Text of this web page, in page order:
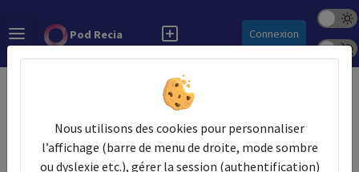
Pod Recia Rechercher Connexion
Mode
Police
Filtres
Nous utilisons des cookies pour personnaliser
l’affichage (barre de menu de droite, mode sombre
ou dyslexie etc.), gérer la session (authentification)